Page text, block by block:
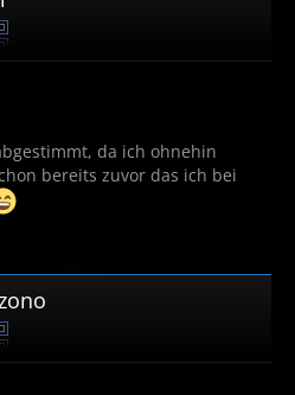
da ich ohnehin
bereits zuvor das ich bei